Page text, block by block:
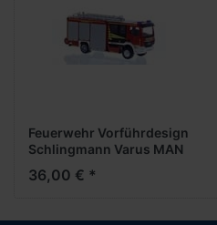
Feuerwehr Vorführdesign
Schlingmann Varus MAN
Formneuheit-
36,00 € *